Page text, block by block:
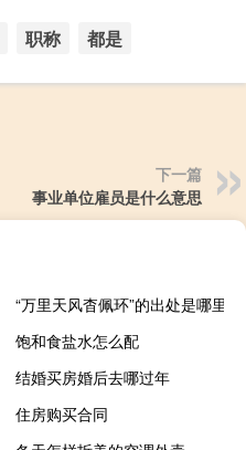
职称 都是
下一篇
事业单位雇员是什么意思
“万里天风杳佩环”的出处是哪里
饱和食盐水怎么配
结婚买房婚后去哪过年
住房购买合同